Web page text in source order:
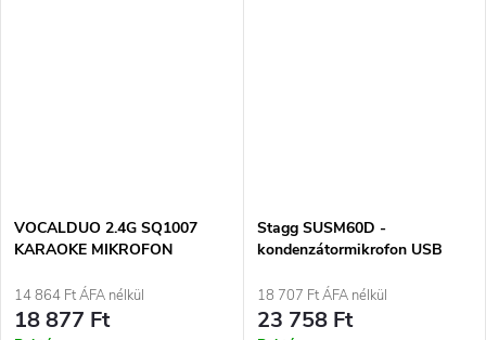
VOCALDUO 2.4G SQ1007
KARAOKE MIKROFON
14 864 Ft ÁFA nélkül
18 877 Ft
Stagg SUSM60D -
kondenzátormikrofon USB
18 707 Ft ÁFA nélkül
23 758 Ft